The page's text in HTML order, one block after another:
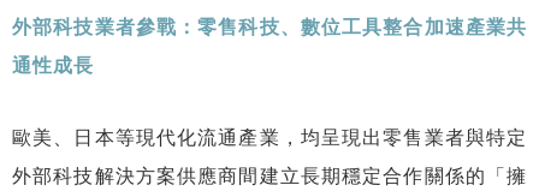
外部科技業者參戰：零售科技、數位工具整合加速產業共
通性成長
歐美、日本等現代化流通產業，均呈現出零售業者與特定
外部科技解決方案供應商間建立長期穩定合作關係的「擁